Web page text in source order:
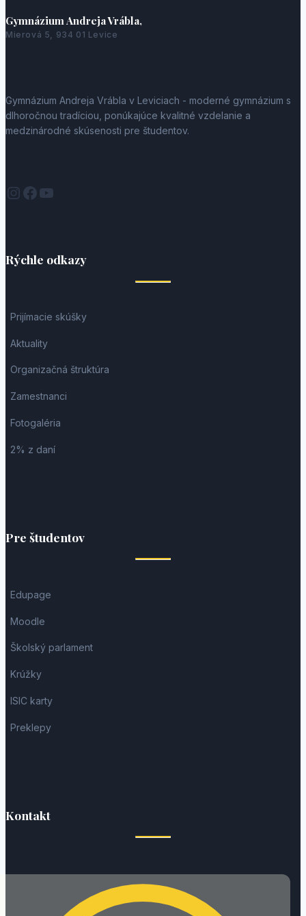
Gymnázium Andreja Vrábla,
Mierová 5, 934 01 Levice
Gymnázium Andreja Vrábla v Leviciach - moderné gymnázium s
dlhoročnou tradíciou, ponúkajúce kvalitné vzdelanie a
medzinárodné skúsenosti pre študentov.
Instagram
Facebook
YouTube
Rýchle odkazy
Prijímacie skúšky
Aktuality
Organizačná štruktúra
Zamestnanci
Fotogaléria
2% z daní
Pre študentov
Edupage
Moodle
Školský parlament
Krúžky
ISIC karty
Preklepy
Kontakt